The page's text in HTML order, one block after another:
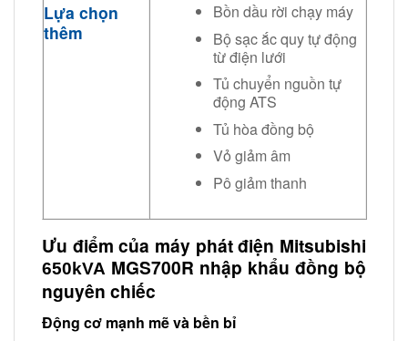
Lựa chọn
thêm
Bồn dầu rời chạy máy
Bộ sạc ắc quy tự động
từ điện lưới
Tủ chuyển nguồn tự
động ATS
Tủ hòa đồng bộ
Vỏ giảm âm
Pô giảm thanh
Ưu điểm của máy phát điện Mitsubishi
650kVA MGS700R nhập khẩu đồng bộ
nguyên chiếc
Động cơ mạnh mẽ và bền bỉ